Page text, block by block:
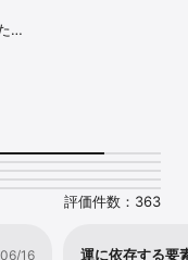
いの記録である
を討伐していく和風ハ
重な武具を探すもよ
評価件数：363
16
運に依存する要